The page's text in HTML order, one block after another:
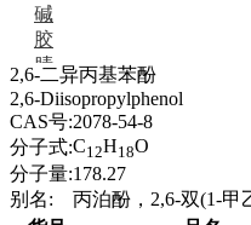
碱
胶
腈
精
肼
醌
蜡
锂
啉
2,6-二异丙基苯酚
2,6-Diisopropylphenol
CAS号:2078-54-8
分子式:C12H18O
分子量:178.27
别名:
丙泊酚，2,6-双(1-甲